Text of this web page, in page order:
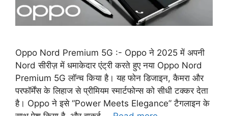
Oppo Nord Premium 5G :- Oppo ने 2025 में अपनी
Nord सीरीज़ में धमाकेदार एंट्री करते हुए नया Oppo Nord
Premium 5G लॉन्च किया है। यह फोन डिजाइन, कैमरा और
परफॉर्मेंस के लिहाज से प्रीमियम स्मार्टफोन्स को सीधी टक्कर देता
है। Oppo ने इसे “Power Meets Elegance” टैगलाइन के